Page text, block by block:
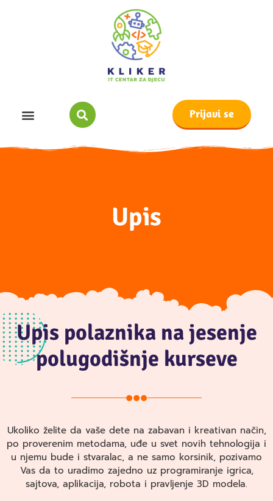
Prijavi se
Upis
Upis polaznika na jesenje
polugodišnje kurseve
Ukoliko želite da vaše dete na zabavan i kreativan način,
po proverenim metodama, uđe u svet novih tehnologija i
u njemu bude i stvaralac, a ne samo korsinik, pozivamo
Vas da to uradimo zajedno uz programiranje igrica,
sajtova, aplikacija, robota i pravljenje 3D modela.